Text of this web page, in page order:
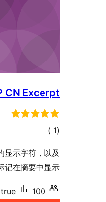
CN Excerpt
(1
إجمالي)
显示字符，以及
在摘要中显示。
100+ تنصيب نشط